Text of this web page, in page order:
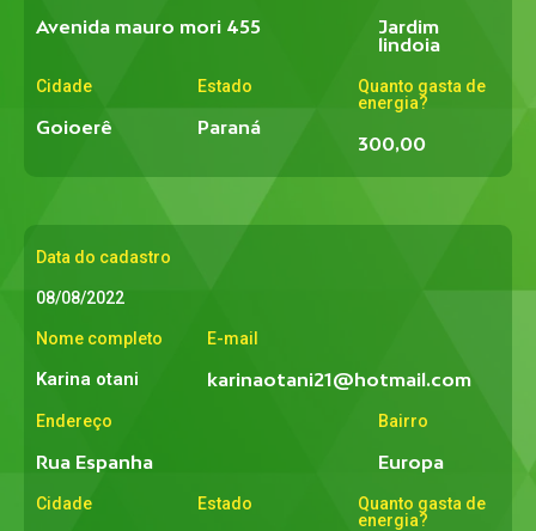
Avenida mauro mori 455
Jardim
lindoia
Cidade
Goioerê
Estado
Paraná
Quanto gasta de
energia?
300,00
Data do cadastro
08/08/2022
Nome completo
Karina otani
E-mail
karinaotani21@hotmail.com
Endereço
Rua Espanha
Bairro
Europa
Cidade Estado
Quanto gasta de
energia?